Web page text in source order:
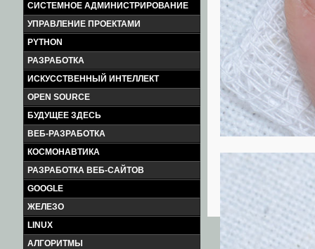
СИСТЕМНОЕ АДМИНИСТРИРОВАНИЕ
УПРАВЛЕНИЕ ПРОЕКТАМИ
PYTHON
РАЗРАБОТКА
ИСКУССТВЕННЫЙ ИНТЕЛЛЕКТ
OPEN SOURCE
БУДУЩЕЕ ЗДЕСЬ
ВЕБ-РАЗРАБОТКА
КОСМОНАВТИКА
РАЗРАБОТКА ВЕБ-САЙТОВ
GOOGLE
ЖЕЛЕЗО
LINUX
АЛГОРИТМЫ